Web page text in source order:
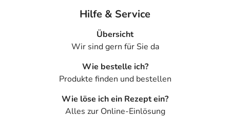
Hilfe & Service
Übersicht
Wir sind gern für Sie da
Wie bestelle ich?
Produkte finden und bestellen
Wie löse ich ein Rezept ein?
Alles zur Online-Einlösung